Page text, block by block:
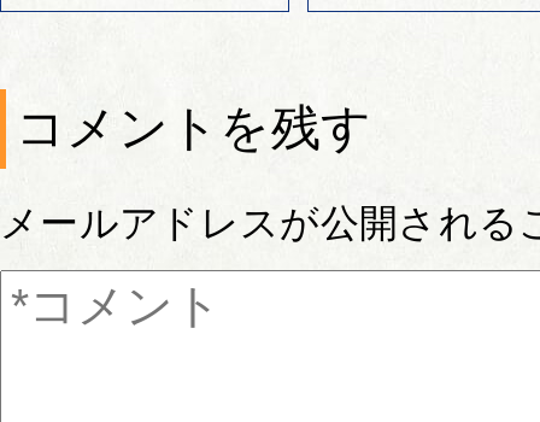
コメントを残す
メールアドレスが公開される